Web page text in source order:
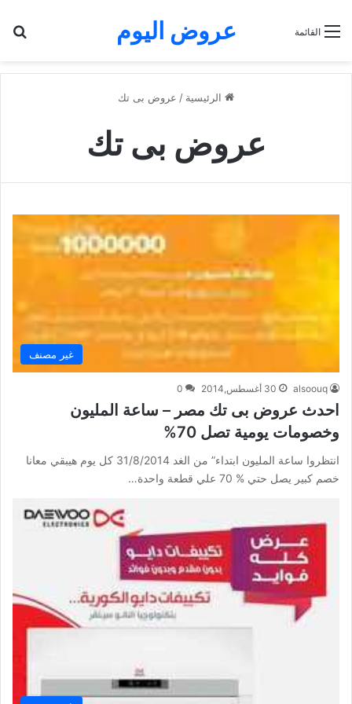
عروض اليوم القائمة
الرئيسية / عروض بى تك
عروض بى تك
غير مصنف
alsoouq 30 أغسطس,2014 0
احدث عروض بى تك مصر – ساعة المليون
وخصومات يومية تصل 70%
انتظروا ساعة المليون ابتداء” من الغد 31/8/2014 كل يوم هيبقي معانا
خصم كبير يصل حتي % 70 علي قطعة واحدة…